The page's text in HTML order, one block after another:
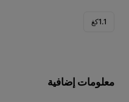
1.1كغ
معلومات إضافية